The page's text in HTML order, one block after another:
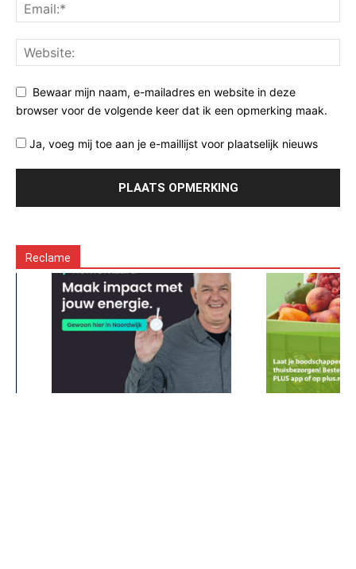
Bewaar mijn naam, e-mailadres en website in deze
browser voor de volgende keer dat ik een opmerking maak.
Ja, voeg mij toe aan je e-maillijst voor plaatselijk nieuws
Reclame